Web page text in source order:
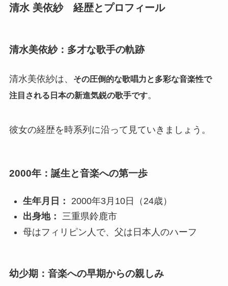
清水 美依紗 経歴とプロフィール
清水美依紗：多才な歌手の軌跡
清水美依紗は、 その圧倒的な歌唱力と多彩な音楽性で
注目される日本の新進気鋭の歌手です。
彼女の経歴を時系列に沿って見ていきましょう。
2000年：誕生と音楽への第一歩
生年月日：
2000年3月10日（24歳）
出身地： 三重県鈴鹿市
母はフィリピン人で、父は日本人のハーフ
幼少期：音楽への早期からの親しみ